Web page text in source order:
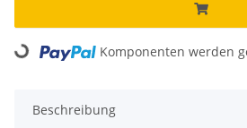
Loading... Komponenten werden
Beschreibung